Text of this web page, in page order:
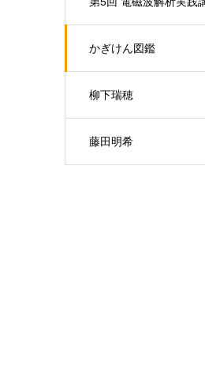
らせ（開催日：9月30日)
かぎけん図鑑
柳下瑞穂
藤田明希